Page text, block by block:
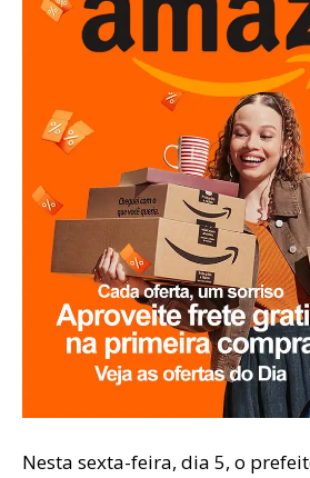
Nesta sexta-feira, dia 5, o